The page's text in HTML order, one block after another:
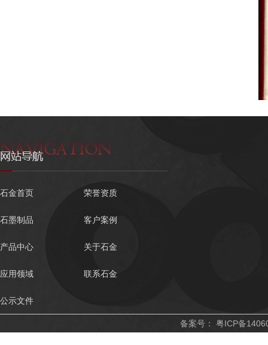
石金首页 荣誉资质
石墨制品 客户案例
产品中心 关于石金
应用领域 联系石金
公示文件
备案号： 粤ICP备